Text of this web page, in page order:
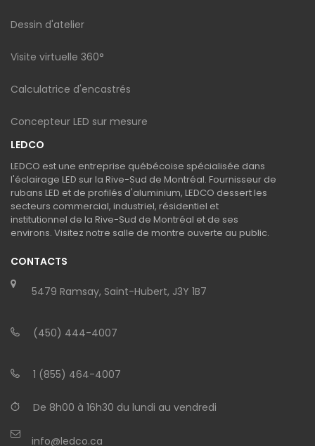
Dessin d'atelier
Visite virtuelle 360°
Calculatrice d'encastrés
Concepteur LED sur mesure
LEDCO
LEDCO est une entreprise québécoise spécialisée dans
l'éclairage LED sur la Rive-Sud de Montréal. Fournisseur de
rubans LED et de profilés d'aluminium, LEDCO dessert les
secteurs commercial, industriel, résidentiel et
institutionnel de la Rive-Sud de Montréal et de ses
environs. Visitez notre salle de montre ouverte au public.
CONTACTS
5479 Ramsay, Saint-Hubert, J3Y 1B7
(450) 444-4007
1 (855) 464-4007
De 8h00 à 16h30 du lundi au vendredi
info@ledco.ca